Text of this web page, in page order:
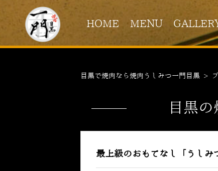
HOME MENU
目黒で焼肉なら焼肉うしみつ一門目黒 >
目黒
最上級のおもてなし「うし